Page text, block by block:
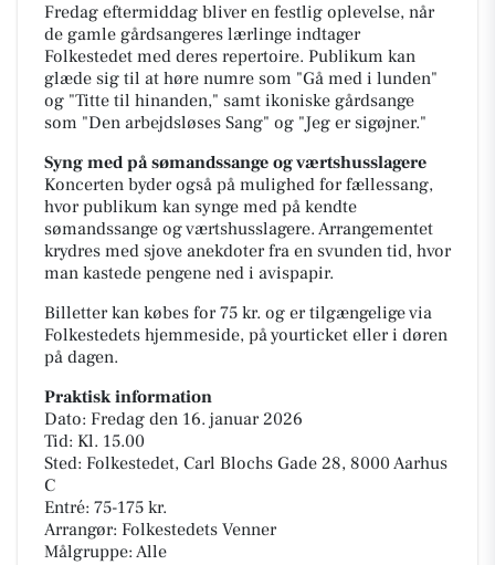
Fredag eftermiddag bliver en festlig oplevelse, når
de gamle gårdsangeres lærlinge indtager
Folkestedet med deres repertoire. Publikum kan
glæde sig til at høre numre som "Gå med i lunden"
og "Titte til hinanden," samt ikoniske gårdsange
som "Den arbejdsløses Sang" og "Jeg er sigøjner."
Syng med på sømandssange og værtshusslagere
Koncerten byder også på mulighed for fællessang,
hvor publikum kan synge med på kendte
sømandssange og værtshusslagere. Arrangementet
krydres med sjove anekdoter fra en svunden tid, hvor
man kastede pengene ned i avispapir.
Billetter kan købes for 75 kr. og er tilgængelige via
Folkestedets hjemmeside, på yourticket eller i døren
på dagen.
Praktisk information
Dato: Fredag den 16. januar 2026
Tid: Kl. 15.00
Sted: Folkestedet, Carl Blochs Gade 28, 8000 Aarhus
C
Entré: 75-175 kr.
Arrangør: Folkestedets Venner
Målgruppe: Alle